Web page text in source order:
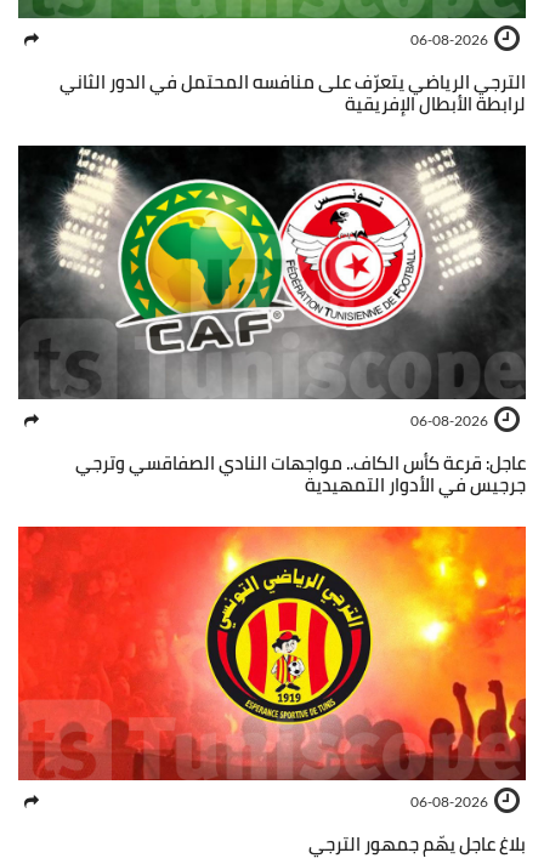
06-08-2026
الترجي الرياضي يتعرّف على منافسه المحتمل في الدور الثاني
لرابطة الأبطال الإفريقية
06-08-2026
عاجل: قرعة كأس الكاف.. مواجهات النادي الصفاقسي وترجي
جرجيس في الأدوار التمهيدية
06-08-2026
بلاغ عاجل يهّم جمهور الترجي